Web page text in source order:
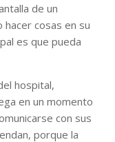
de un
cosas en su
es que pueda
hospital,
en un momento
con sus
porque la